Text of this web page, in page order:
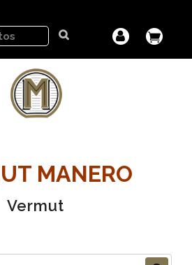
MANERO
Vermut